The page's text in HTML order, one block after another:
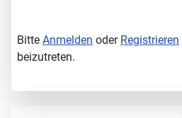
Bitte Anmelden oder Registrieren
beizutreten.